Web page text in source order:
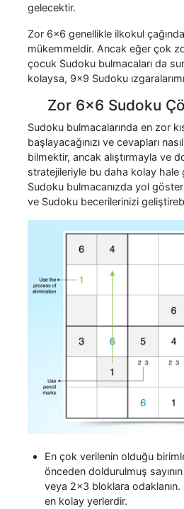
gelecektir.
Zor 6x6 genellikle ilkokul
mükemmeldir. Ancak eğer çok
çocuk Sudoku bulmacaları da
kolaysa, 9x9 Sudoku
Zor 6x6 Sudoku
Sudoku bulmacalarında en zor
başlayacağınızı ve cevapları
bilmektir, ancak alıştırmayla ve
stratejileriyle bu daha kolay hale
Sudoku bulmacanızda yol
ve Sudoku becerilerinizi
En çok verilenin olduğu
önceden doldurulmuş
veya 2x3 bloklara
en kolay yerlerdir.